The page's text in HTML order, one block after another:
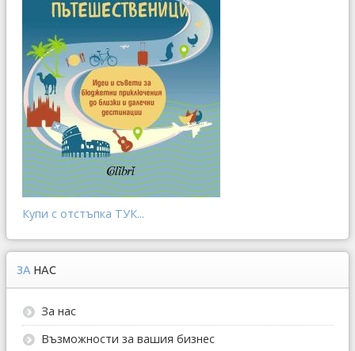
Купи с отстъпка ТУК...
ЗА НАС
За нас
Възможности за вашия бизнес